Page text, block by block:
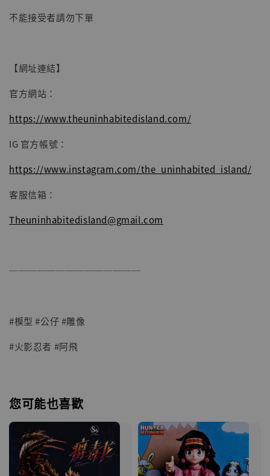
不能接受者請勿下單
【網址連結】
官方網站：
https://www.theuninhabitedisland.com/
IG 官方帳號：
https://www.instagram.com/the_uninhabited_island/
客服信箱：
Theuninhabitedisland@gmail.com
──────────────
#模型 #公仔 #雕像
#火影忍者 #阿飛
您可能也喜歡